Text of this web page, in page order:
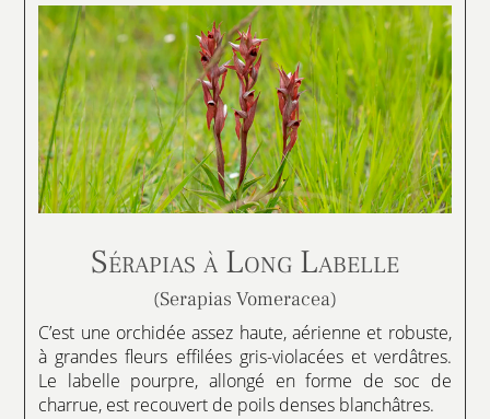
Sérapias à Long Labelle
(Serapias Vomeracea)
C’est une orchidée assez haute, aérienne et robuste,
à grandes fleurs effilées gris-violacées et verdâtres.
Le labelle pourpre, allongé en forme de soc de
charrue, est recouvert de poils denses blanchâtres.